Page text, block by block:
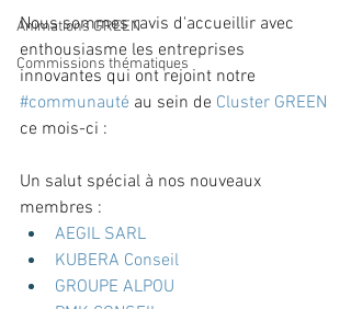
Animations GREEN
Commissions thématiques
Nous sommes ravis d'accueillir avec
enthousiasme les entreprises
innovantes qui ont rejoint notre
#communauté au sein de Cluster GREEN
ce mois-ci :
Un salut spécial à nos nouveaux
membres :
AEGIL SARL
KUBERA Conseil
GROUPE ALPOU